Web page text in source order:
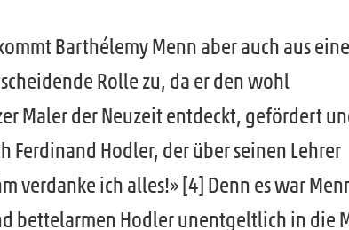
Barthélemy Menn aber auch aus
Rolle zu, da er den wohl
Maler der Neuzeit entdeckt, gefördert
Ferdinand Hodler, der über seinen Lehrer
verdanke ich alles!» [4] Denn es war
bettelarmen Hodler unentgeltlich in die